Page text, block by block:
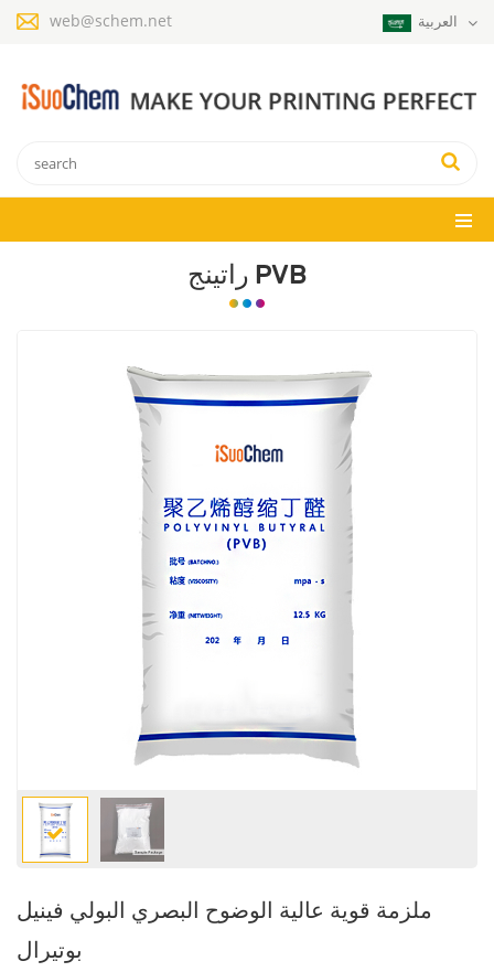
web@schem.net
راتينج PVB
ملزمة قوية عالية الوضوح البصري البولي فينيل
بوتيرال